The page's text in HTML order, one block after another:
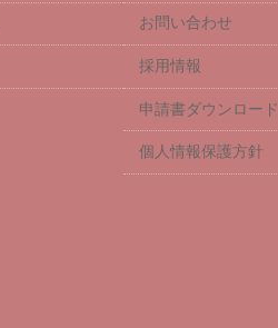
お問い合わせ
採用情報
申請書ダウンロード
個人情報保護方針